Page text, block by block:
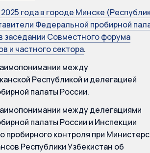
года в городе Минске
Федеральной пробирной
заседании Совместного форума
и частного сектора.
между
Республикой и делегацией
палаты России.
между делегациями
палаты России и Инспекции
пробирного контроля при
Республики Узбекистан об